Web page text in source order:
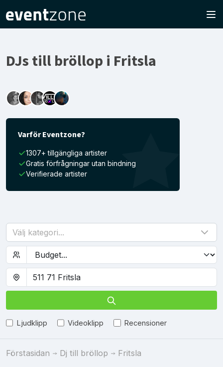
DJs till bröllop i Fritsla
Varför Eventzone?
1307+ tillgängliga artister
Gratis förfrågningar utan bindning
Verifierade artister
Välj kategori...
Ljudklipp Videoklipp Recensioner
Förstasidan Dj till bröllop Fritsla